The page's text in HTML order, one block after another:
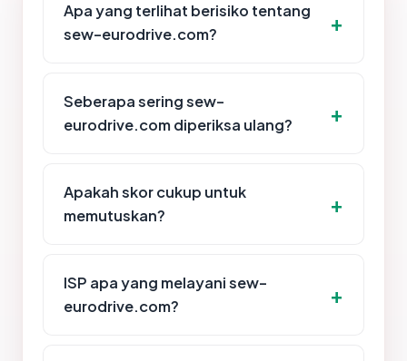
Apa yang terlihat berisiko tentang
sew-eurodrive.com?
Seberapa sering sew-
eurodrive.com diperiksa ulang?
Apakah skor cukup untuk
memutuskan?
ISP apa yang melayani sew-
eurodrive.com?